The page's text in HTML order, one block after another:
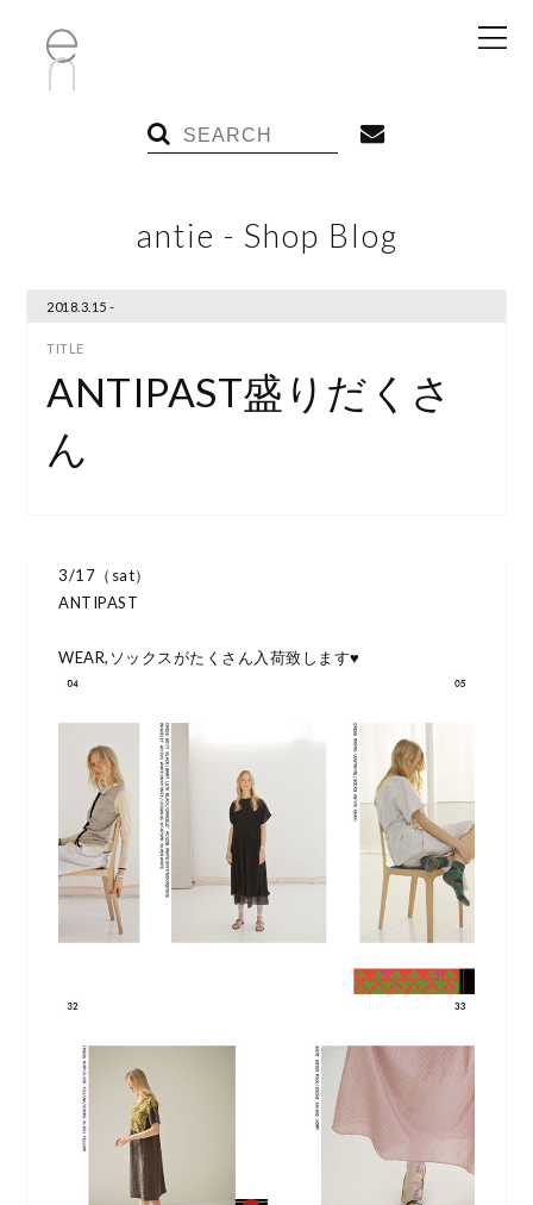
antie - Shop Blog
2018.3.15 -
ANTIPAST盛りだくさ
ん
3/17（sat）
ANTIPAST
WEAR,ソックスがたくさん入荷致します♥